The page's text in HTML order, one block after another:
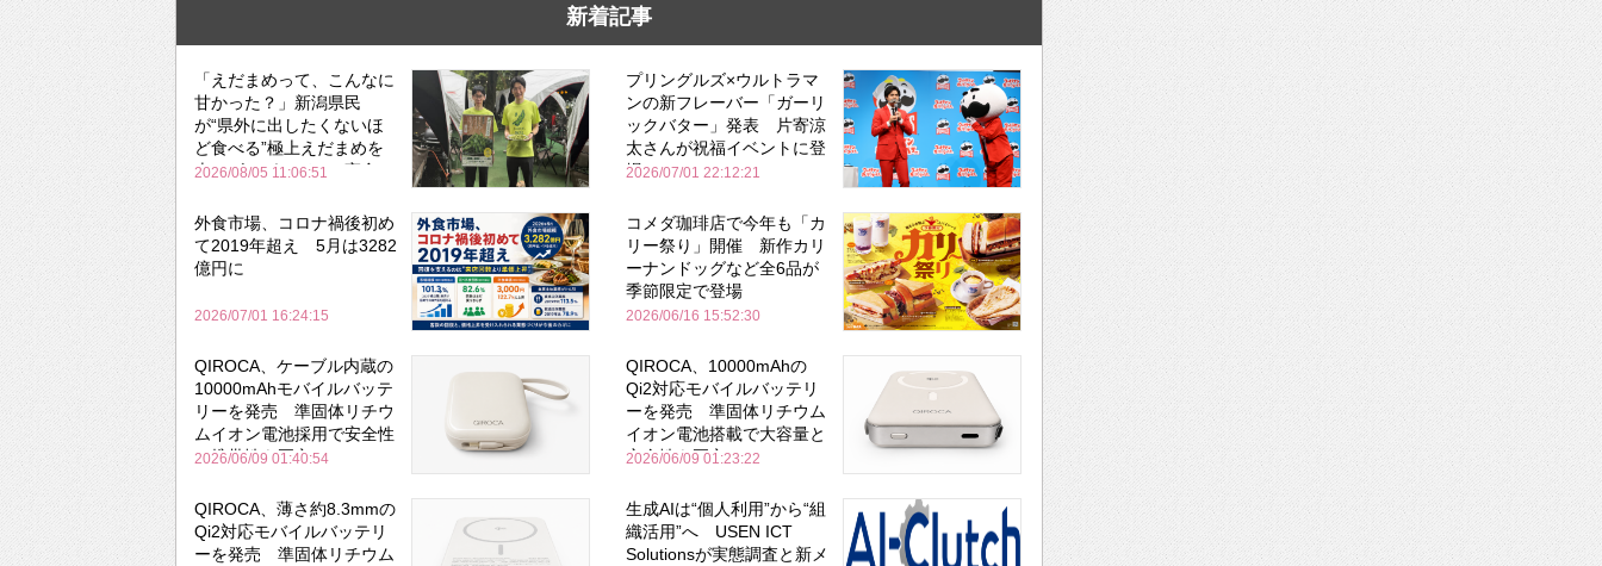
新着記事
「えだまめって、こんなに
甘かった？」新潟県民
が“県外に出したくないほ
ど食べる”極上えだまめを
森のビアガーデンで実食
2026/08/05 11:06:51
プリングルズ×ウルトラマ
ンの新フレーバー「ガーリ
ックバター」発表 片寄涼
太さんが祝福イベントに登
場
2026/07/01 22:12:21
外食市場、コロナ禍後初め
て2019年超え 5月は3282
億円に
2026/07/01 16:24:15
コメダ珈琲店で今年も「カ
リー祭り」開催 新作カリ
ーナンドッグなど全6品が
季節限定で登場
2026/06/16 15:52:30
QIROCA、ケーブル内蔵の
10000mAhモバイルバッテ
リーを発売 準固体リチウ
ムイオン電池採用で安全性
と携帯性を両立
2026/06/09 01:40:54
QIROCA、10000mAhの
Qi2対応モバイルバッテリ
ーを発売 準固体リチウム
イオン電池搭載で大容量と
安全性を両立
2026/06/09 01:23:22
QIROCA、薄さ約8.3mmの
Qi2対応モバイルバッテリ
ーを発売 準固体リチウム
生成AIは“個人利用”から“組
織活用”へ USEN ICT
Solutionsが実態調査と新メ